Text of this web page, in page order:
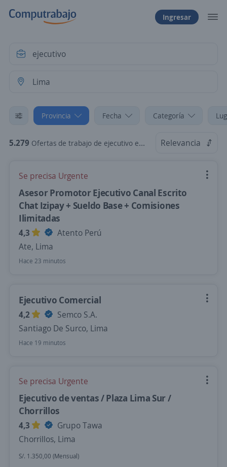
Ingresar
Provincia Fecha Categoría
5.279 Ofertas de trabajo de ejecutivo en Lima Relevancia
Se precisa Urgente
Asesor Promotor Ejecutivo Canal Escrito
Chat Izipay + Sueldo Base + Comisiones
Ilimitadas
4,3
Atento Perú
Ate, Lima
Hace 23 minutos
Ejecutivo Comercial
4,2
Semco S.A.
Santiago De Surco, Lima
Hace 19 minutos
Se precisa Urgente
Ejecutivo de ventas / Plaza Lima Sur /
Chorrillos
4,3
Grupo Tawa
Chorrillos, Lima
S/. 1.350,00 (Mensual)